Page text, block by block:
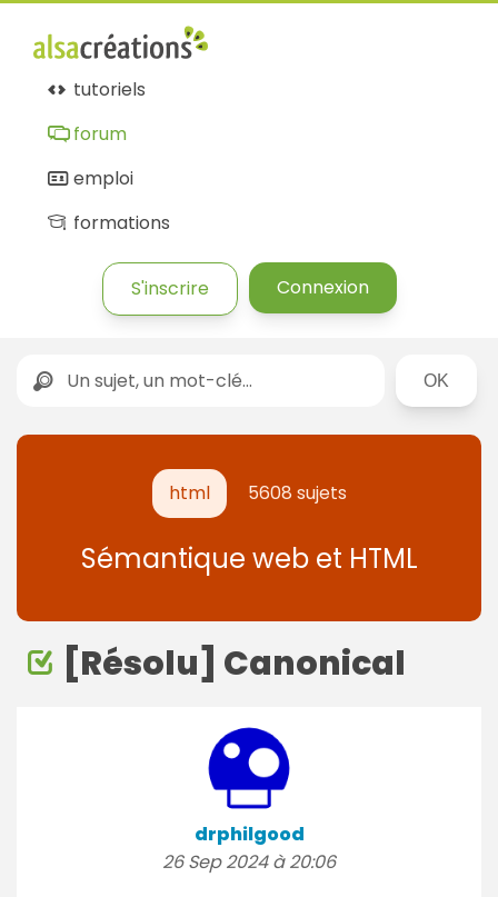
tutoriels
forum
emploi
formations
S'inscrire Connexion
Rechercher
html 5608 sujets
Sémantique web et HTML
[Résolu] Canonical
drphilgood
26 Sep 2024 à 20:06